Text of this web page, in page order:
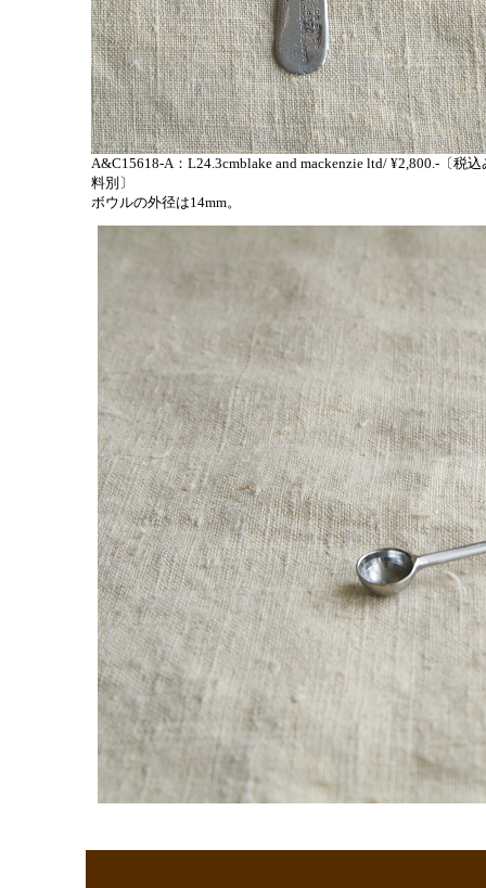
A&C15618-A：L24.3cmblake and mackenzie ltd/ ¥2,800.-〔税
料別〕
ボウルの外径は14mm。